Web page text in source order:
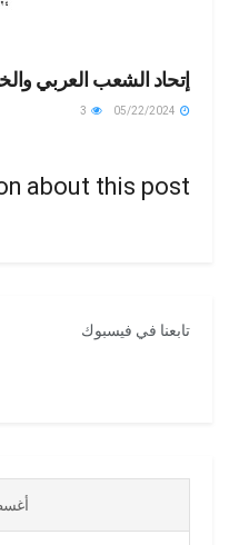
إتحاد الشعب العربي
about this post
تابعنا في فيسبوك